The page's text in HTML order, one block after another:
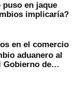
en jaque
implicaría?
en el comercio
aduanero al
Gobierno de